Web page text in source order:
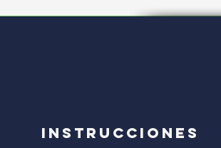
Instrucciones